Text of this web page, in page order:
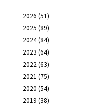
2026 (51)
2025 (89)
2024(84)
2023 (64)
2022 (63)
2021 (75)
2020 (54)
2019 (38)